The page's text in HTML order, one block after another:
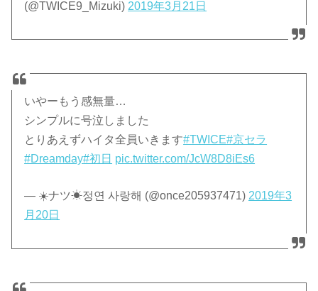
(@TWICE9_Mizuki) 2019年3月21日
いやーもう感無量…
シンプルに号泣しました
とりあえずハイタ全員いきます#TWICE#京セラ
#Dreamday#初日 pic.twitter.com/JcW8D8iEs6
— ☀️ナツ☀정연 사랑해 (@once205937471) 2019年3
月20日